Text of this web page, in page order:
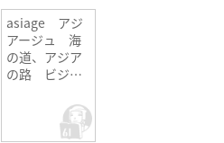
asiage アジ
アージュ 海
の道、アジア
の路 ビジュ